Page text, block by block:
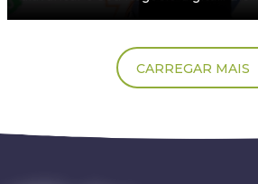
CARREGAR MAIS